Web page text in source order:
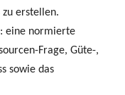
erstellen.
eine normierte
Frage, Güte-,
sowie das